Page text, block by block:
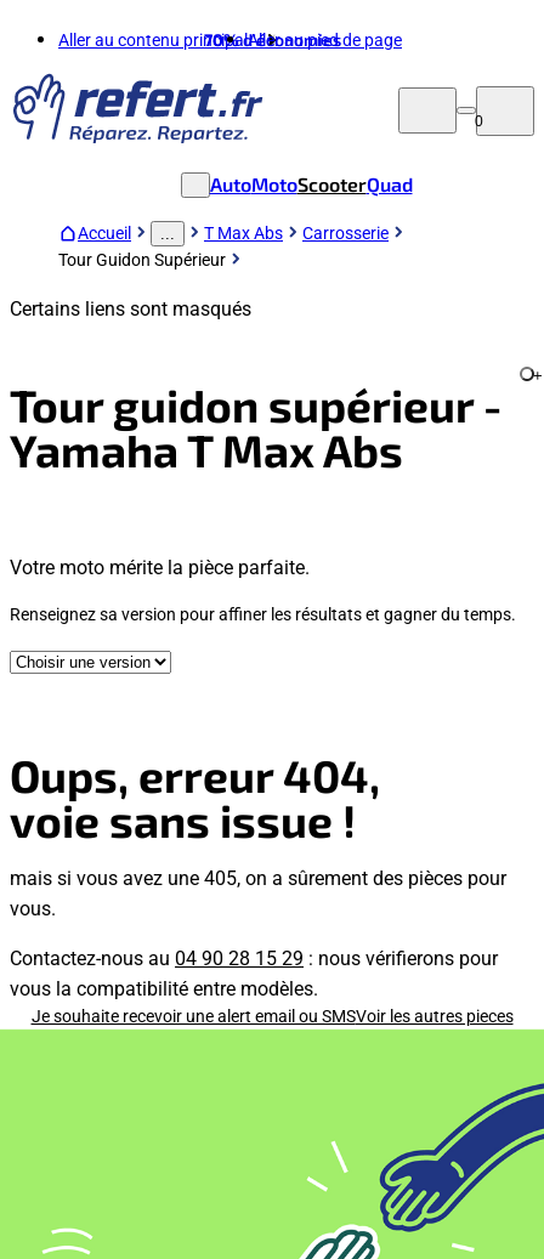
Aller au contenu principalAller au pied de page
70%d'économies
0
AutoMotoScooterQuad
Accueil T Max Abs
Carrosserie
Tour Guidon Supérieur
Certains liens sont masqués
Tour guidon supérieur -
Yamaha T Max Abs
+
Votre moto mérite la pièce parfaite.
Renseignez sa version pour affiner les résultats et gagner du temps.
Oups, erreur 404,
voie sans issue !
mais si vous avez une 405, on a sûrement des pièces pour
vous.
Contactez-nous au 04 90 28 15 29 : nous vérifierons pour
vous la compatibilité entre modèles.
Je souhaite recevoir une alert email ou SMSVoir les autres pieces